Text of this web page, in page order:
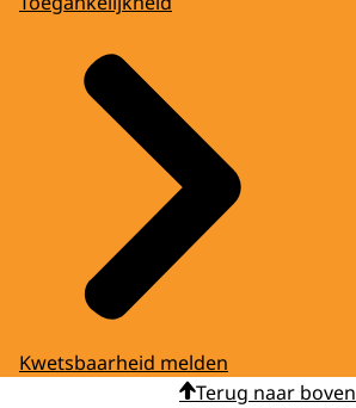
Kwetsbaarheid melden
Terug naar boven